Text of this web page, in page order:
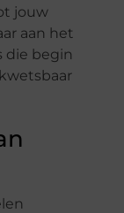
jouw
aan het
die begin